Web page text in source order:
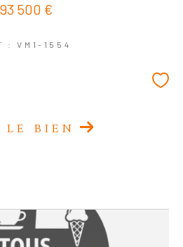
93 500 €
: VM1-1554
LE BIEN